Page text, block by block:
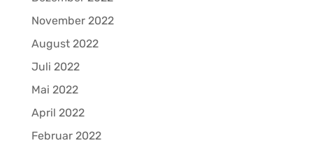
November 2022
August 2022
Juli 2022
Mai 2022
April 2022
Februar 2022